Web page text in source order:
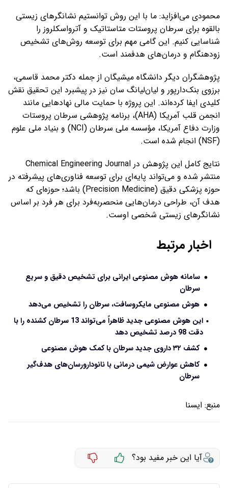
محمودی می‌افزاید: ما با این روش توانستیم نشانگرهای زیستی
بالقوه برای سرطان پروستات متاستاتیک و آترواسکلروز را
شناسایی کنیم. این گامی مهم برای توسعه روش‌های تشخیص
زودهنگام و درمان‌های هدفمند است.
پژوهشگران دیگر دانشگاه میشیگان از جمله دکتر محمد قاسمی،
برزوی بنک‌دارپور و لیان‌لیانگ سان نیز در پیشبرد این تحقیق نقش
کلیدی ایفا کرده‌اند. این پروژه با حمایت مالی نهادهایی مانند
انجمن قلب آمریکا (AHA)، برنامه پژوهشی سرطان پروستات
وزارت دفاع آمریکا، مؤسسه ملی سرطان (NCI) و بنیاد ملی علوم
(NSF) انجام شده است.
نتایج کامل این پژوهش در Chemical Engineering Journal
منتشر شده و می‌تواند پایه‌ای برای توسعه فناوری‌های پیشرفته در
حوزه پزشکی دقیق (Precision Medicine) باشد؛ حوزه‌ای که
هدف آن، طراحی درمان‌هایی منحصربه‌فرد برای هر فرد بر اساس
نشانگرهای زیستی شخصی اوست.
اخبار مرتبط
سامانه‌ هوش مصنوعی ایرانی برای تشخیص دقیق و سریع
سرطان
هوش مصنوعی مایکروسافت، سرطان را تشخیص می‌دهد
این هوش مصنوعی جدید ظاهراً می‌تواند 13 سرطان کشنده را با
دقت 98 درصد تشخیص دهد
کشف ۳۲ داروی جدید سرطان با کمک هوش مصنوعی
کاهش عوارض شیمی درمانی با نانودارورسان‌های هدف‌گیر
سرطان
منبع: ايسنا
آیا این خبر مفید بود؟